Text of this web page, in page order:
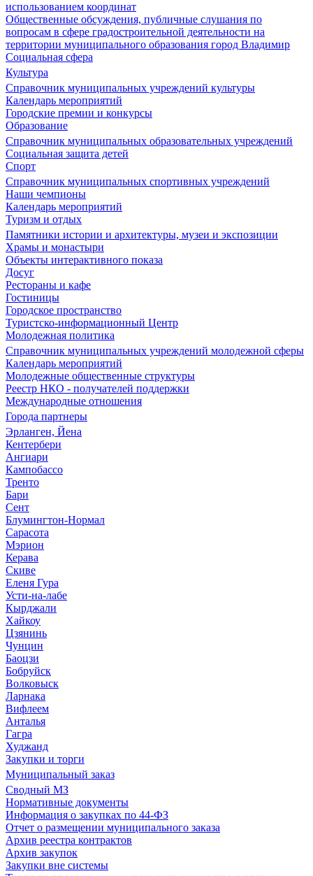
использованием координат
Общественные обсуждения, публичные слушания по
вопросам в сфере градостроительной деятельности на
территории муниципального образования город Владимир
Социальная сфера
Культура
Справочник муниципальных учреждений культуры
Календарь мероприятий
Городские премии и конкурсы
Образование
Справочник муниципальных образовательных учреждений
Социальная защита детей
Спорт
Справочник муниципальных спортивных учреждений
Наши чемпионы
Календарь мероприятий
Туризм и отдых
Памятники истории и архитектуры, музеи и экспозиции
Храмы и монастыри
Объекты интерактивного показа
Досуг
Рестораны и кафе
Гостиницы
Городское пространство
Туристско-информационный Центр
Молодежная политика
Справочник муниципальных учреждений молодежной сферы
Календарь мероприятий
Молодежные общественные структуры
Реестр НКО - получателей поддержки
Международные отношения
Города партнеры
Эрланген, Йена
Кентербери
Ангиари
Кампобассо
Тренто
Бари
Сент
Блумингтон-Нормал
Сарасота
Мэрион
Керава
Скиве
Еленя Гура
Усти-на-лабе
Кырджали
Хайкоу
Цзянинь
Чунцин
Баоцзи
Бобруйск
Волковыск
Ларнака
Вифлеем
Анталья
Гагра
Худжанд
Закупки и торги
Муниципальный заказ
Сводный МЗ
Нормативные документы
Информация о закупках по 44-ФЗ
Отчет о размещении муниципального заказа
Архив реестра контрактов
Архив закупок
Закупки вне системы